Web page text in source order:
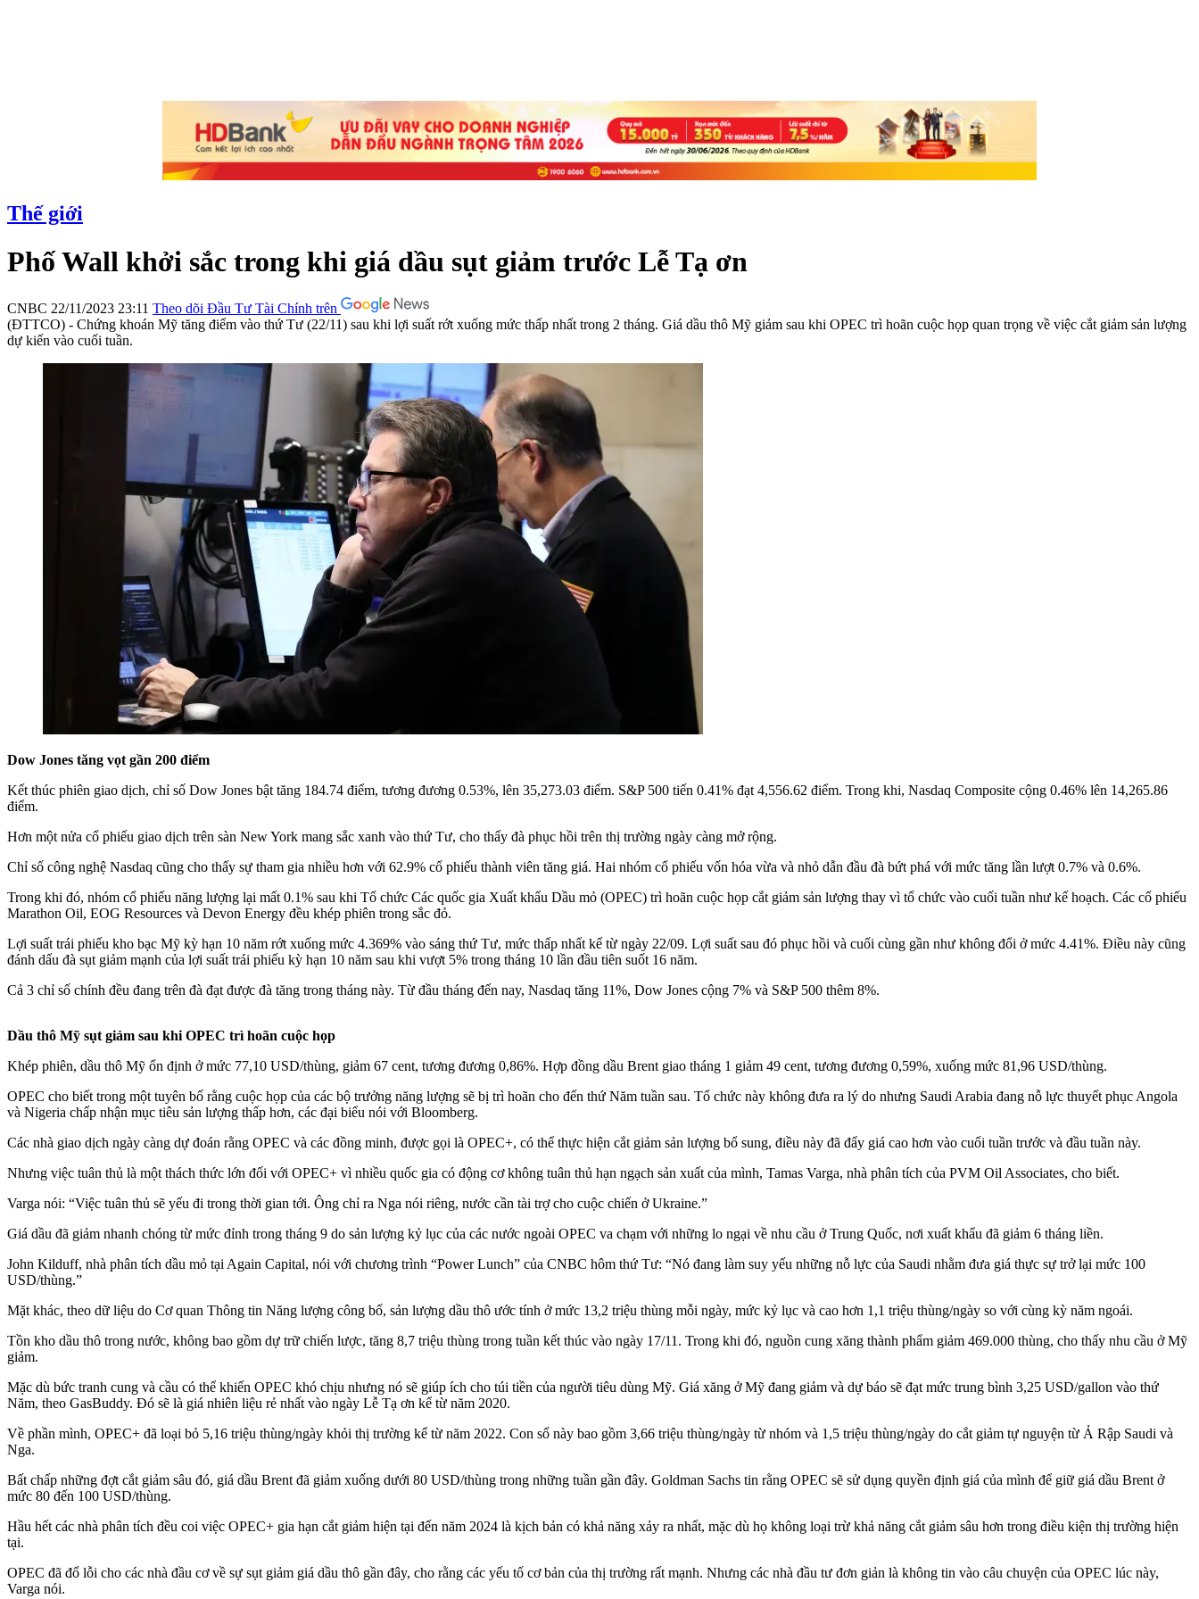
Thế giới
Phố Wall khởi sắc trong khi giá dầu sụt giảm trước Lễ Tạ ơn
CNBC 22/11/2023 23:11 Theo dõi Đầu Tư Tài Chính trên
(ĐTTCO) - Chứng khoán Mỹ tăng điểm vào thứ Tư (22/11) sau khi lợi suất rớt xuống mức thấp nhất trong 2 tháng. Giá dầu thô Mỹ giảm sau khi OPEC trì hoãn cuộc họp quan trọng về việc cắt giảm sản lượng
dự kiến vào cuối tuần.
Dow Jones tăng vọt gần 200 điểm
Kết thúc phiên giao dịch, chỉ số Dow Jones bật tăng 184.74 điểm, tương đương 0.53%, lên 35,273.03 điểm. S&P 500 tiến 0.41% đạt 4,556.62 điểm. Trong khi, Nasdaq Composite cộng 0.46% lên 14,265.86
điểm.
Hơn một nửa cổ phiếu giao dịch trên sàn New York mang sắc xanh vào thứ Tư, cho thấy đà phục hồi trên thị trường ngày càng mở rộng.
Chỉ số công nghệ Nasdaq cũng cho thấy sự tham gia nhiều hơn với 62.9% cổ phiếu thành viên tăng giá. Hai nhóm cổ phiếu vốn hóa vừa và nhỏ dẫn đầu đà bứt phá với mức tăng lần lượt 0.7% và 0.6%.
Trong khi đó, nhóm cổ phiếu năng lượng lại mất 0.1% sau khi Tổ chức Các quốc gia Xuất khẩu Dầu mỏ (OPEC) trì hoãn cuộc họp cắt giảm sản lượng thay vì tổ chức vào cuối tuần như kế hoạch. Các cổ phiếu
Marathon Oil, EOG Resources và Devon Energy đều khép phiên trong sắc đỏ.
Lợi suất trái phiếu kho bạc Mỹ kỳ hạn 10 năm rớt xuống mức 4.369% vào sáng thứ Tư, mức thấp nhất kể từ ngày 22/09. Lợi suất sau đó phục hồi và cuối cùng gần như không đổi ở mức 4.41%. Điều này cũng
đánh dấu đà sụt giảm mạnh của lợi suất trái phiếu kỳ hạn 10 năm sau khi vượt 5% trong tháng 10 lần đầu tiên suốt 16 năm.
Cả 3 chỉ số chính đều đang trên đà đạt được đà tăng trong tháng này. Từ đầu tháng đến nay, Nasdaq tăng 11%, Dow Jones cộng 7% và S&P 500 thêm 8%.
Dầu thô Mỹ sụt giảm sau khi OPEC trì hoãn cuộc họp
Khép phiên, dầu thô Mỹ ổn định ở mức 77,10 USD/thùng, giảm 67 cent, tương đương 0,86%. Hợp đồng dầu Brent giao tháng 1 giảm 49 cent, tương đương 0,59%, xuống mức 81,96 USD/thùng.
OPEC cho biết trong một tuyên bố rằng cuộc họp của các bộ trưởng năng lượng sẽ bị trì hoãn cho đến thứ Năm tuần sau. Tổ chức này không đưa ra lý do nhưng Saudi Arabia đang nỗ lực thuyết phục Angola
và Nigeria chấp nhận mục tiêu sản lượng thấp hơn, các đại biểu nói với Bloomberg.
Các nhà giao dịch ngày càng dự đoán rằng OPEC và các đồng minh, được gọi là OPEC+, có thể thực hiện cắt giảm sản lượng bổ sung, điều này đã đẩy giá cao hơn vào cuối tuần trước và đầu tuần này.
Nhưng việc tuân thủ là một thách thức lớn đối với OPEC+ vì nhiều quốc gia có động cơ không tuân thủ hạn ngạch sản xuất của mình, Tamas Varga, nhà phân tích của PVM Oil Associates, cho biết.
Varga nói: “Việc tuân thủ sẽ yếu đi trong thời gian tới. Ông chỉ ra Nga nói riêng, nước cần tài trợ cho cuộc chiến ở Ukraine.”
Giá dầu đã giảm nhanh chóng từ mức đỉnh trong tháng 9 do sản lượng kỷ lục của các nước ngoài OPEC va chạm với những lo ngại về nhu cầu ở Trung Quốc, nơi xuất khẩu đã giảm 6 tháng liền.
John Kilduff, nhà phân tích dầu mỏ tại Again Capital, nói với chương trình “Power Lunch” của CNBC hôm thứ Tư: “Nó đang làm suy yếu những nỗ lực của Saudi nhằm đưa giá thực sự trở lại mức 100
USD/thùng.”
Mặt khác, theo dữ liệu do Cơ quan Thông tin Năng lượng công bố, sản lượng dầu thô ước tính ở mức 13,2 triệu thùng mỗi ngày, mức kỷ lục và cao hơn 1,1 triệu thùng/ngày so với cùng kỳ năm ngoái.
Tồn kho dầu thô trong nước, không bao gồm dự trữ chiến lược, tăng 8,7 triệu thùng trong tuần kết thúc vào ngày 17/11. Trong khi đó, nguồn cung xăng thành phẩm giảm 469.000 thùng, cho thấy nhu cầu ở Mỹ
giảm.
Mặc dù bức tranh cung và cầu có thể khiến OPEC khó chịu nhưng nó sẽ giúp ích cho túi tiền của người tiêu dùng Mỹ. Giá xăng ở Mỹ đang giảm và dự báo sẽ đạt mức trung bình 3,25 USD/gallon vào thứ
Năm, theo GasBuddy. Đó sẽ là giá nhiên liệu rẻ nhất vào ngày Lễ Tạ ơn kể từ năm 2020.
Về phần mình, OPEC+ đã loại bỏ 5,16 triệu thùng/ngày khỏi thị trường kể từ năm 2022. Con số này bao gồm 3,66 triệu thùng/ngày từ nhóm và 1,5 triệu thùng/ngày do cắt giảm tự nguyện từ Ả Rập Saudi và
Nga.
Bất chấp những đợt cắt giảm sâu đó, giá dầu Brent đã giảm xuống dưới 80 USD/thùng trong những tuần gần đây. Goldman Sachs tin rằng OPEC sẽ sử dụng quyền định giá của mình để giữ giá dầu Brent ở
mức 80 đến 100 USD/thùng.
Hầu hết các nhà phân tích đều coi việc OPEC+ gia hạn cắt giảm hiện tại đến năm 2024 là kịch bản có khả năng xảy ra nhất, mặc dù họ không loại trừ khả năng cắt giảm sâu hơn trong điều kiện thị trường hiện
tại.
OPEC đã đổ lỗi cho các nhà đầu cơ về sự sụt giảm giá dầu thô gần đây, cho rằng các yếu tố cơ bản của thị trường rất mạnh. Nhưng các nhà đầu tư đơn giản là không tin vào câu chuyện của OPEC lúc này,
Varga nói.